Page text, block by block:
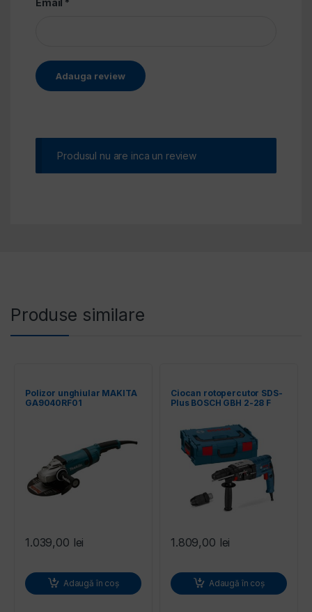
Email *
Produsul nu are inca un review
Produse similare
Polizor unghiular MAKITA
GA9040RF01
1.039,00 lei
Adaugă în coș
Ciocan rotopercutor SDS-
Plus BOSCH GBH 2-28 F
1.809,00 lei
Adaugă în coș